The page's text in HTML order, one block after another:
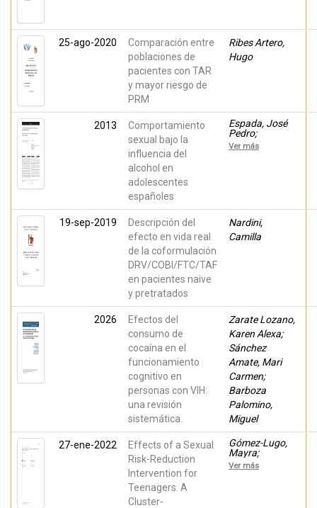
25-ago-2020
Comparación entre
poblaciones de
pacientes con TAR
y mayor riesgo de
PRM
Ribes Artero,
Hugo
2013
Comportamiento
sexual bajo la
influencia del
alcohol en
adolescentes
españoles
Espada, José
Pedro;
Morales,
Alexandra;
Ver más
19-sep-2019
Descripción del
efecto en vida real
de la coformulación
DRV/COBI/FTC/TAF
en pacientes naive
y pretratados
Nardini,
Camilla
2026
Efectos del
consumo de
cocaína en el
funcionamiento
cognitivo en
personas con VIH:
una revisión
sistemática.
Zarate Lozano,
Karen Alexa;
Sánchez
Amate, Mari
Carmen;
Barboza
Palomino,
Miguel
27-ene-2022
Effects of a Sexual
Risk-Reduction
Intervention for
Teenagers: A
Cluster-
Gómez-Lugo,
Mayra;
Morales,
Alexandra;
Ver más